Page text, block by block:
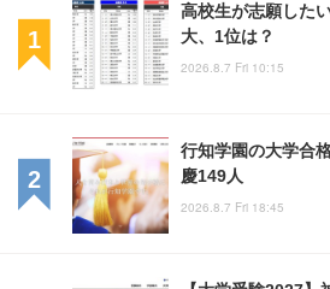
高校生が志願した
大、1位は？
2026.8.7 Fri 10:15
行知学園の大学合
慶149人
2026.8.7 Fri 18:45